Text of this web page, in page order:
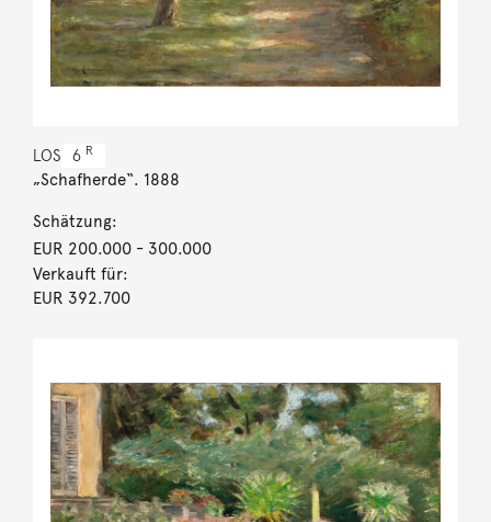
LOS 6 R
„Schafherde“. 1888
Schätzung:
EUR 200.000- 300.000
Verkauft für:
EUR 392.700